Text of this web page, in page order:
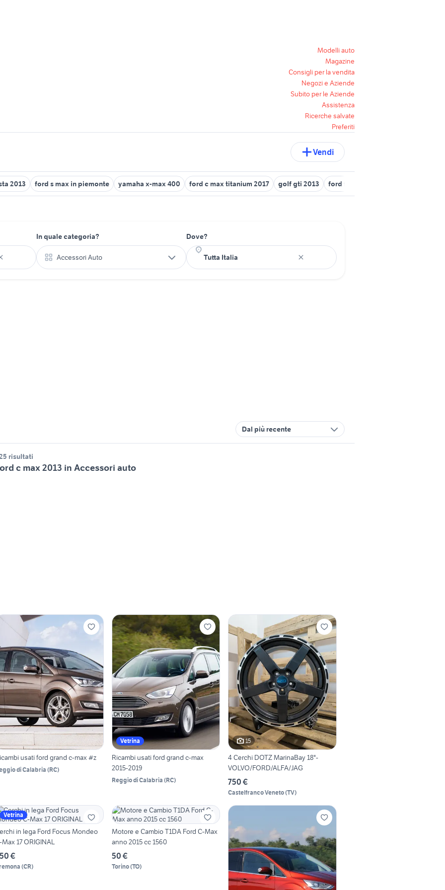
Modelli auto
Magazine
Consigli per la vendita
Negozi e Aziende
Subito per le Aziende
Assistenza
Ricerche salvate
Preferiti
Vendi
2013 ford s max in piemonte yamaha x-max 400 ford c max titanium 2017 golf gti 2013 ford focus st mk2
In quale categoria?
Accessori Auto
Dove?
Dal più recente
risultati
c max 2013 in Accessori auto
usati ford grand c-max #z
di Calabria (RC)
Vetrina
Ricambi usati ford grand c-max
2015-2019
Reggio di Calabria (RC)
15
4 Cerchi DOTZ MarinaBay 18"-
VOLVO/FORD/ALFA/JAG
750 €
Castelfranco Veneto(TV)
Vetrina
in lega Ford Focus Mondeo
Max 17 ORIGINAL
€
(CR)
Motore e Cambio T1DA Ford C-Max
anno 2015 cc 1560
50 €
Torino(TO)